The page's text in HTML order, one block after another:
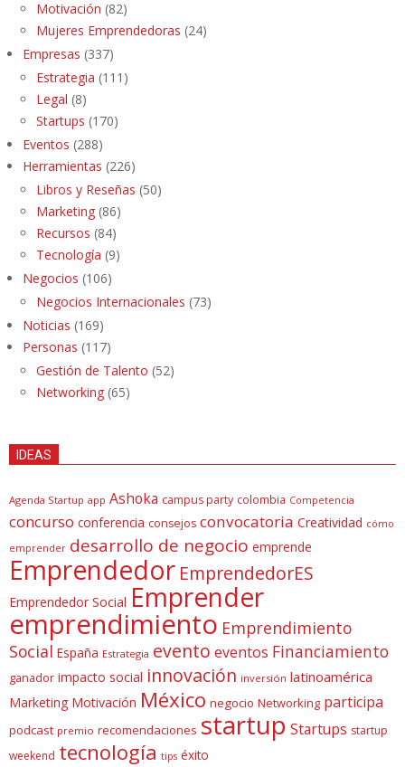
Motivación (82)
Mujeres Emprendedoras (24)
Empresas (337)
Estrategia (111)
Legal (8)
Startups (170)
Eventos (288)
Herramientas (226)
Libros y Reseñas (50)
Marketing (86)
Recursos (84)
Tecnología (9)
Negocios (106)
Negocios Internacionales (73)
Noticias (169)
Personas (117)
Gestión de Talento (52)
Networking (65)
IDEAS
Agenda Startup app Ashoka campus party colombia Competencia
concurso conferencia consejos convocatoria Creatividad cómo
emprender desarrollo de negocio emprende
Emprendedor EmprendedorES
Emprendedor Social Emprender
emprendimiento Emprendimiento
Social España Estrategia evento eventos Financiamiento
ganador impacto social innovación inversión latinoamérica
Marketing Motivación México negocio Networking participa
podcast premio recomendaciones startup Startups startup
weekend tecnología tips éxito